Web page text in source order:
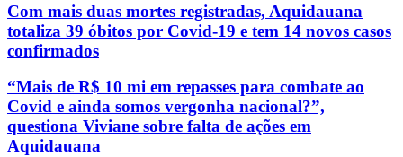
Com mais duas mortes registradas, Aquidauana
totaliza 39 óbitos por Covid-19 e tem 14 novos casos
confirmados
“Mais de R$ 10 mi em repasses para combate ao
Covid e ainda somos vergonha nacional?”,
questiona Viviane sobre falta de ações em
Aquidauana